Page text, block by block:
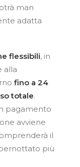
man
adatta
flessibili, in
alla
fino a 24
totale.
pagamento
avviene
il
più